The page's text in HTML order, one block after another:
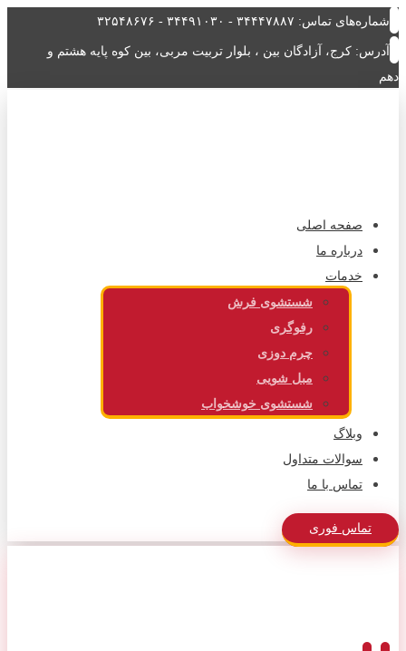
شماره‌های تماس: ۳۴۴۴۷۸۸۷ - ۳۴۴۹۱۰۳۰ - ۳۲۵۴۸۶۷۶
آدرس: کرج، آزادگان بین ، بلوار تربیت مربی، بین کوه پایه هشتم و
دهم
صفحه اصلی
درباره ما
خدمات
شستشوی فرش
رفوگری
چرم دوزی
مبل شویی
شستشوی خوشخواب
وبلاگ
سوالات متداول
تماس با ما
تماس فوری